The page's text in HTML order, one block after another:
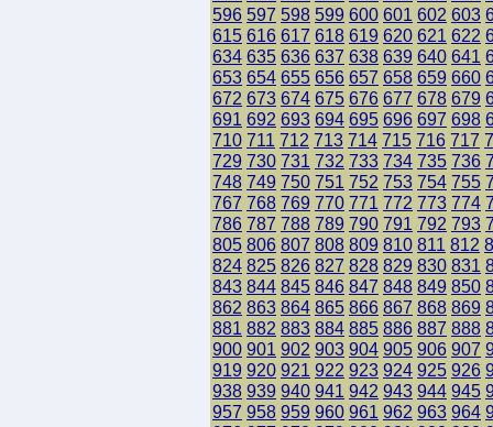
596 597 598 599 600 601 602 603
615 616 617 618 619 620 621 622
634 635 636 637 638 639 640 641
653 654 655 656 657 658 659 660
672 673 674 675 676 677 678 679
691 692 693 694 695 696 697 698
710 711 712 713 714 715 716 717
729 730 731 732 733 734 735 736
748 749 750 751 752 753 754 755
767 768 769 770 771 772 773 774
786 787 788 789 790 791 792 793
805 806 807 808 809 810 811 812
824 825 826 827 828 829 830 831
843 844 845 846 847 848 849 850
862 863 864 865 866 867 868 869
881 882 883 884 885 886 887 888
900 901 902 903 904 905 906 907
919 920 921 922 923 924 925 926
938 939 940 941 942 943 944 945
957 958 959 960 961 962 963 964